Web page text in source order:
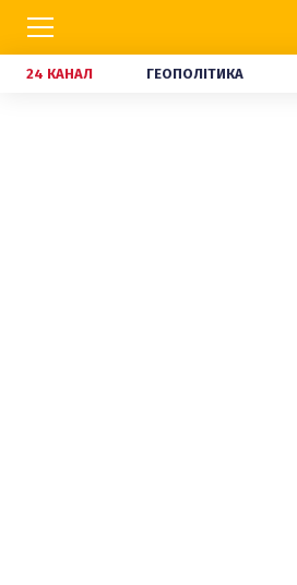
24 КАНАЛ ГЕОПОЛІТИКА